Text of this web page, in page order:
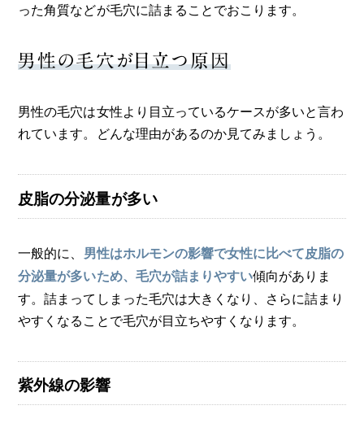
った角質などが毛穴に詰まることでおこります。
男性の毛穴が目立つ原因
男性の毛穴は女性より目立っているケースが多いと言わ
れています。どんな理由があるのか見てみましょう。
皮脂の分泌量が多い
一般的に、 男性はホルモンの影響で女性に比べて皮脂の
分泌量が多いため、毛穴が詰まりやすい傾向がありま
す。詰まってしまった毛穴は大きくなり、さらに詰まり
やすくなることで毛穴が目立ちやすくなります。
紫外線の影響